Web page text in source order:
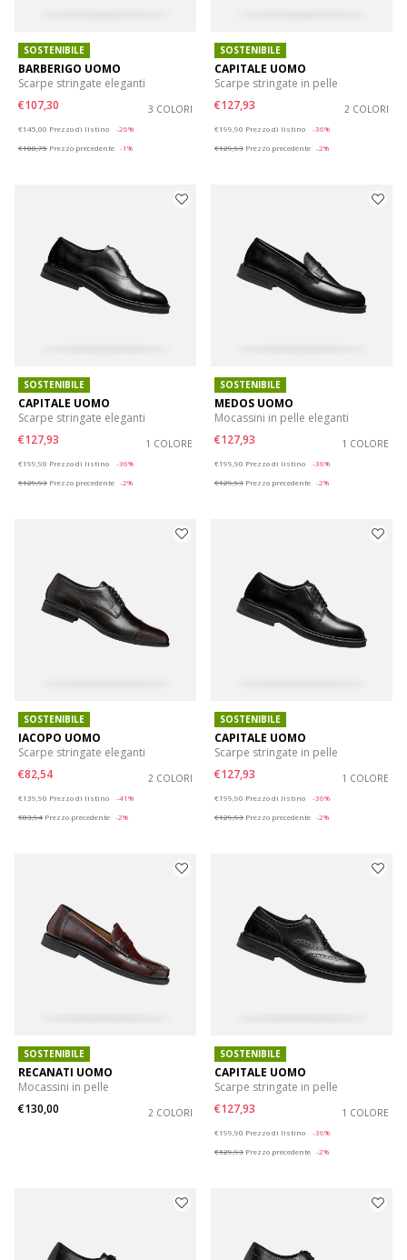
SOSTENIBILE
BARBERIGO UOMO
Scarpe stringate eleganti
€107,30
3 COLORI
€145,00 Prezzo di listino
-26%
€108,75 Prezzo precedente -1%
SOSTENIBILE
CAPITALE UOMO
Scarpe stringate in pelle
€127,93
2 COLORI
€199,90 Prezzo di listino
-36%
€129,93 Prezzo precedente -2%
SOSTENIBILE
CAPITALE UOMO
Scarpe stringate eleganti
€127,93
1 COLORE
€199,90 Prezzo di listino
-36%
€129,93 Prezzo precedente -2%
SOSTENIBILE
MEDOS UOMO
Mocassini in pelle eleganti
€127,93
1 COLORE
€199,90 Prezzo di listino
-36%
€129,93 Prezzo precedente -2%
SOSTENIBILE
IACOPO UOMO
Scarpe stringate eleganti
€82,54
2 COLORI
€139,90 Prezzo di listino
-41%
€83,94 Prezzo precedente -2%
SOSTENIBILE
CAPITALE UOMO
Scarpe stringate in pelle
€127,93
1 COLORE
€199,90 Prezzo di listino
-36%
€129,93 Prezzo precedente -2%
SOSTENIBILE
RECANATI UOMO
Mocassini in pelle
€130,00
2 COLORI
SOSTENIBILE
CAPITALE UOMO
Scarpe stringate in pelle
€127,93
1 COLORE
€199,90 Prezzo di listino
-36%
€129,93 Prezzo precedente -2%